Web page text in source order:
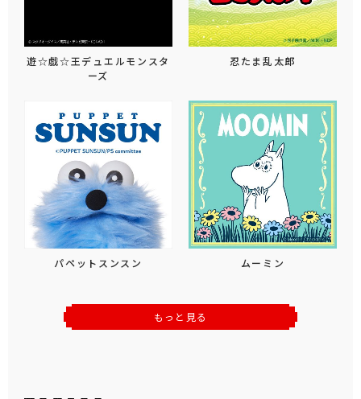
遊☆戯☆王デュエルモンスタ
ーズ
忍たま乱太郎
パペットスンスン ムーミン
もっと見る